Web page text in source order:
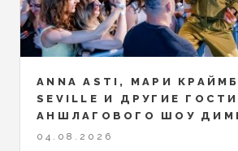
ANNA ASTI, МАРИ
SEVILLE И ДРУГИЕ ГОСТИ
АНШЛАГОВОГО ШОУ
04.08.2026